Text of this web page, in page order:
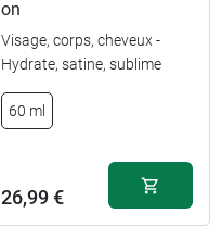
on
Visage, corps, cheveux -
Hydrate, satine, sublime
60 ml
26,99 €